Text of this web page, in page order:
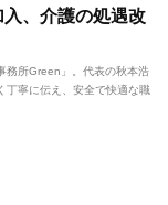
、介護の処遇改
務所Green」。代表の秋本浩
丁寧に伝え、安全で快適な職